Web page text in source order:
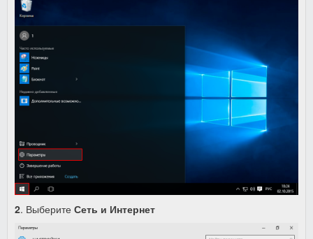
2. Выберите Сеть и Интернет